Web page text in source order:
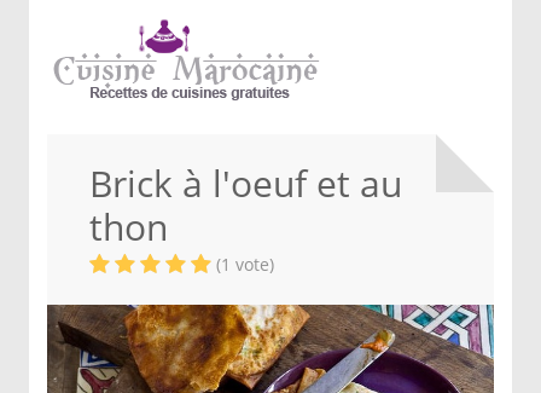
Brick à l'oeuf et au
thon
(1 vote)